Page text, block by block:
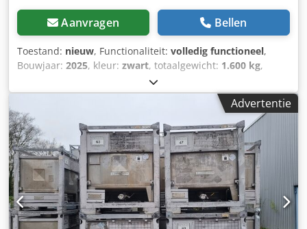
Aanvragen Bellen
Toestand: nieuw, Functionaliteit: volledig functioneel,
Bouwjaar: 2025, kleur: zwart, totaalgewicht: 1.600 kg,
, laadruimtebreedte:
laadruimte lengte:6.000 mm, laadruimtehoogte:2.500
mm
Cafe Container Model
Imbiss
, Snackcontainer | Verkoopcontainer |
Cafécontainer | Kantoorcontainer | Model IMBISS FOREST
| 240cm x 600cm | Hoogwaardige en flexibele oplossing
Beschikbare producten kunnen in ons magazijn worden
bezichtigd en direct worden opgehaald. Onze kantoor- en
wooncontainers bieden een uitstekende oplossing voor
diverse toepassingen. Ze onderscheiden zich door
uitmuntende kwaliteit, maximale flexibiliteit en korte
Advertentie